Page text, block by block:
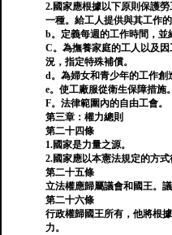
2.國家應根據以下原則保護勞
一種。給工人提供與其工作
b。定義每週的工作時間，並
C。為撫養家庭的工人以及
況，指定特殊補償。
d。為婦女和青少年的工作創
e。使工廠服從衛生保障措施。
F。法律範圍內的自由工會。
第三章：權力總則
第二十四條
1.國家是力量之源。
2.國家應以本憲法規定的方式
第二十五條
立法權應歸屬議會和國王。
第二十六條
行政權歸國王所有，他將根
力。